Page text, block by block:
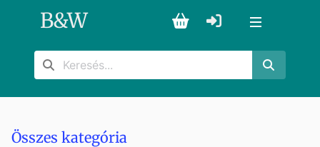
B&W
Összes kategória